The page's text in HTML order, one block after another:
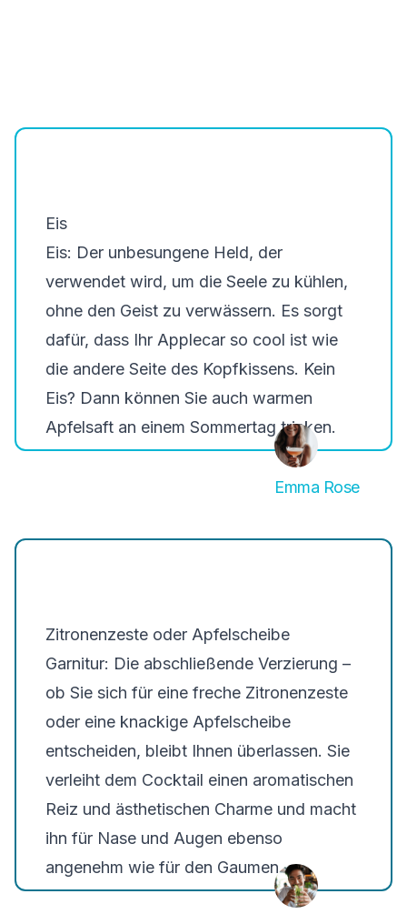
Eis
Eis: Der unbesungene Held, der
verwendet wird, um die Seele zu kühlen,
ohne den Geist zu verwässern. Es sorgt
dafür, dass Ihr Applecar so cool ist wie
die andere Seite des Kopfkissens. Kein
Eis? Dann können Sie auch warmen
Apfelsaft an einem Sommertag trinken.
Emma Rose
Zitronenzeste oder Apfelscheibe
Garnitur: Die abschließende Verzierung –
ob Sie sich für eine freche Zitronenzeste
oder eine knackige Apfelscheibe
entscheiden, bleibt Ihnen überlassen. Sie
verleiht dem Cocktail einen aromatischen
Reiz und ästhetischen Charme und macht
ihn für Nase und Augen ebenso
angenehm wie für den Gaumen.